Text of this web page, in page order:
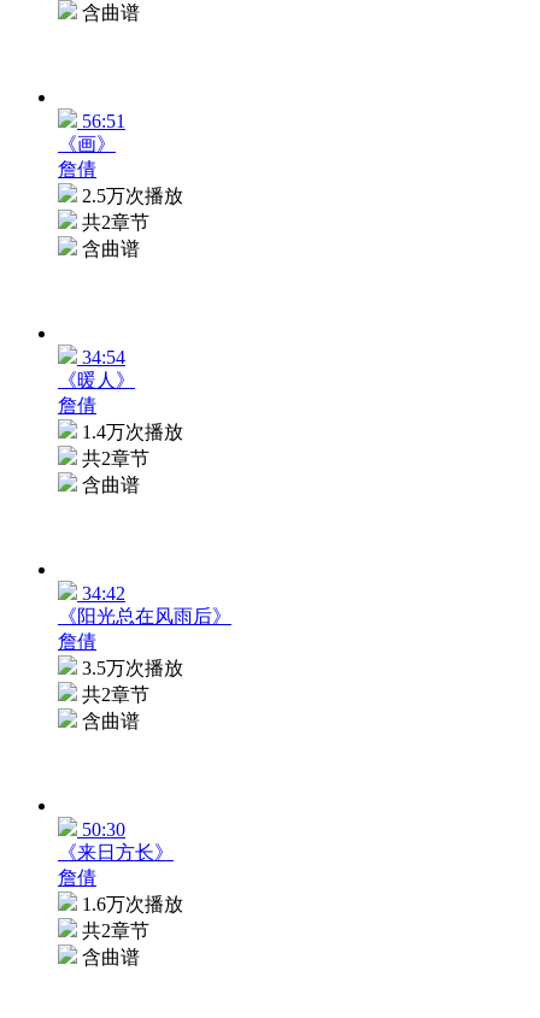
含曲谱
56:51
《画》
詹倩
2.5万次播放
共2章节
含曲谱
34:54
《暖人》
詹倩
1.4万次播放
共2章节
含曲谱
34:42
《阳光总在风雨后》
詹倩
3.5万次播放
共2章节
含曲谱
50:30
《来日方长》
詹倩
1.6万次播放
共2章节
含曲谱